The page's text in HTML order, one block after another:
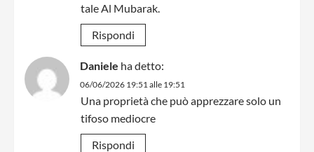
tale Al Mubarak.
Rispondi
Daniele ha detto:
06/06/2026 19:51 alle 19:51
Una proprietà che può apprezzare solo un
tifoso mediocre
Rispondi